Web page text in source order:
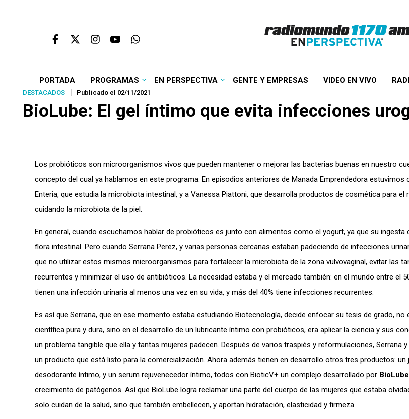
PORTADA PROGRAMAS EN PERSPECTIVA GENTE Y EMPRESAS VIDEO EN VIVO
DESTACADOS Publicado el 02/11/2021
BioLube: El gel íntimo que evita infecciones
Los probióticos son microorganismos vivos que pueden mantener o mejorar las bacterias buenas en nuestro
concepto del cual ya hablamos en este programa. En episodios anteriores de Manada Emprendedora estuvimos
Enteria, que estudia la microbiota intestinal, y a Vanessa Piattoni, que desarrolla productos de cosmética para el
cuidando la microbiota de la piel.
En general, cuando escuchamos hablar de probióticos es junto con alimentos como el yogurt, ya que su ingesta
flora intestinal. Pero cuando Serrana Perez, y varias personas cercanas estaban padeciendo de infecciones
que no utilizar estos mismos microorganismos para fortalecer la microbiota de la zona vulvovaginal, evitar las
recurrentes y minimizar el uso de antibióticos. La necesidad estaba y el mercado también: en el mundo entre el
tienen una infección urinaria al menos una vez en su vida, y más del 40% tiene infecciones recurrentes.
Es así que Serrana, que en ese momento estaba estudiando Biotecnología, decide enfocar su tesis de grado, no
científica pura y dura, sino en el desarrollo de un lubricante íntimo con probióticos, era aplicar la ciencia y sus
un problema tangible que ella y tantas mujeres padecen. Después de varios traspiés y reformulaciones, Serrana
un producto que está listo para la comercialización. Ahora además tienen en desarrollo otros tres productos: un
desodorante íntimo, y un serum rejuvenecedor íntimo, todos con BioticV+ un complejo desarrollado por BioLube
crecimiento de patógenos. Así que BioLube logra reclamar una parte del cuerpo de las mujeres que estaba
solo cuidan de la salud, sino que también embellecen, y aportan hidratación, elasticidad y firmeza.